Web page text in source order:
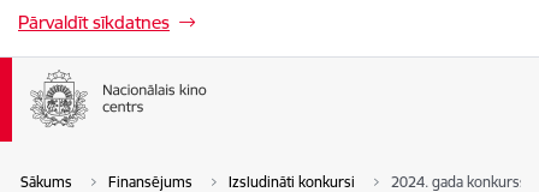
Pārvaldīt sīkdatnes
Sākums Finansējums Izsludināti konkursi 2024. gada konkurss